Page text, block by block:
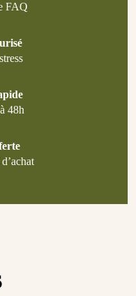
FAQ
48h